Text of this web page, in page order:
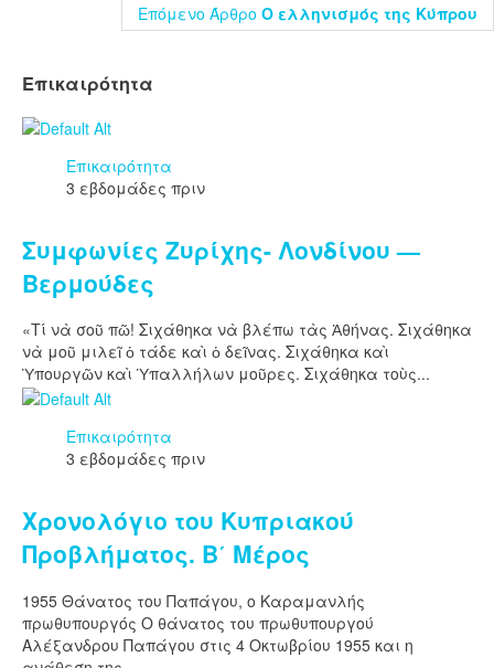
Επόμενο Άρθρο Ο ελληνισμός της Κύπρου
Επικαιρότητα
Επικαιρότητα
3 εβδομάδες πριν
Συμφωνίες Ζυρίχης- Λονδίνου —
Βερμούδες
«Τί νὰ σοῦ πῶ! Σιχάθηκα νὰ βλέπω τὰς Ἀθήνας. Σιχάθηκα
νὰ μοῦ μιλεῖ ὁ τάδε καὶ ὁ δεῖνας. Σιχάθηκα καὶ
Ὑπουργῶν καὶ Ὑπαλλήλων μοῦρες. Σιχάθηκα τοὺς...
Επικαιρότητα
3 εβδομάδες πριν
Χρονολόγιο του Κυπριακού
Προβλήματος. Β΄ Μέρος
1955 Θάνατος του Παπάγου, ο Καραμανλής
πρωθυπουργός Ο θάνατος του πρωθυπουργού
Αλέξανδρου Παπάγου στις 4 Οκτωβρίου 1955 και η